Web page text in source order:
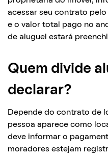
acessar seu contrato
e o valor total pago no
de aluguel estará
Quem divide
declarar?
Depende do contrato de
pessoa aparece como
deve informar o
moradores estejam